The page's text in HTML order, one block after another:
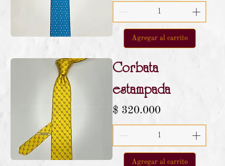
Agregar al carrito
Corbata
estampada
Precio
$ 320.000
Agregar al carrito